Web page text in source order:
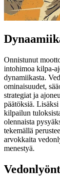
Onnistunut
intohimoa kilpa-
dynamiikasta.
ominaisuudet,
strategiat ja
päätöksiä.
kilpailun
olennaista
tekemällä
arvokkaita
menestyä.